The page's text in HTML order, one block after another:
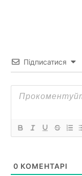
Підписатися
0 КОМЕНТАРІ